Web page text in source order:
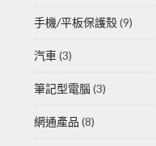
手機/平板保護殼(9)
汽車 (3)
筆記型電腦(3)
網通產品 (8)